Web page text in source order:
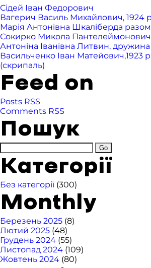
Сідей Іван Федорович
Вагерич Василь Михайлович, 1924
Марія Антонівна Шкаліберда
Сокирко Микола Пантелеймонович
Антоніна Іванівна Литвин,
Васильченко Іван Матейович,1923
(скрипаль)
Feed on
Posts RSS
Comments RSS
Пошук
Категорії
Без категорії (300)
Monthly
Березень 2025 (8)
Лютий 2025 (48)
Грудень 2024 (55)
Листопад 2024 (109)
Жовтень 2024 (80)